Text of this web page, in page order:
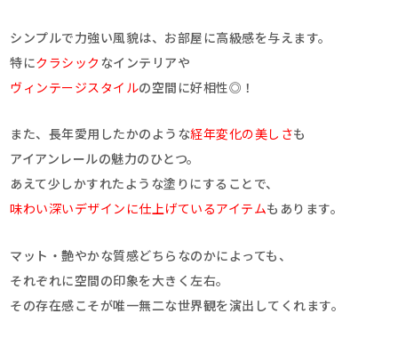
シンプルで力強い風貌は、お部屋に高級感を与えます。
特にクラシック なインテリアや
ヴィンテージスタイルの空間に好相性◎！
また、長年愛用したかのような経年変化の美しさも
アイアンレールの魅力のひとつ。
あえて少しかすれたような塗りにすることで、
味わい深いデザインに仕上げているアイテムもあります。
マット・艶やかな質感どちらなのかによっても、
それぞれに空間の印象を大きく左右。
その存在感こそが唯一無二な世界観を演出してくれます。